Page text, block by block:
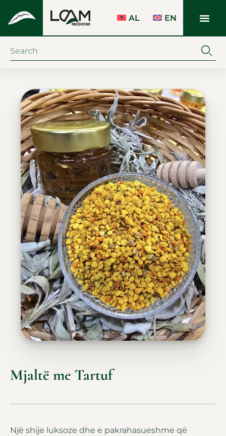
AL EN
Mjaltë me Tartuf
Një shije luksoze dhe e pakrahasueshme që